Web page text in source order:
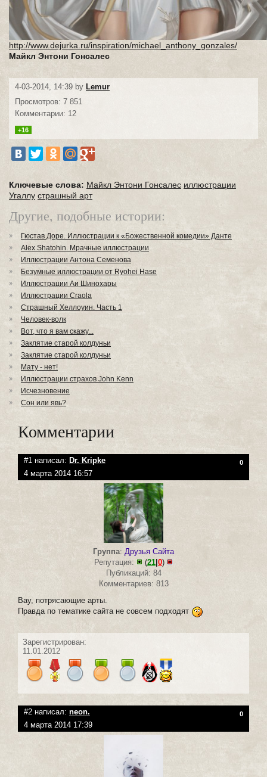
http://www.dejurka.ru/inspiration/michael_anthony_gonzales/
Майкл Энтони Гонсалес
4-03-2014, 14:39 by Lemur
Просмотров: 7 851
Комментарии: 12
+16
Ключевые слова: Майкл Энтони Гонсалес иллюстрации
Угаллу страшный арт
Другие, подобные истории:
Гюстав Доре. Иллюстрации к «Божественной комедии» Данте
Alex Shatohin. Мрачные иллюстрации
Иллюстрации Антона Семенова
Безумные иллюстрации от Ryohei Hase
Иллюстрации Аи Шинохары
Иллюстрации Craola
Страшный Хеллоуин. Часть 1
Человек-волк
Вот, что я вам скажу...
Заклятие старой колдуньи
Заклятие старой колдуньи
Мату - нет!
Иллюстрации страхов John Kenn
Исчезновение
Сон или явь?
Комментарии
#1 написал: Dr. Kripke 0
4 марта 2014 16:57
Группа: Друзья Сайта
Репутация:
(21 0)
Публикаций: 84
Комментариев: 813
Вау, потрясающие арты.
Правда по тематике сайта не совсем подходят
Зарегистрирован:
11.01.2012
#2 написал: neon. 0
4 марта 2014 17:39